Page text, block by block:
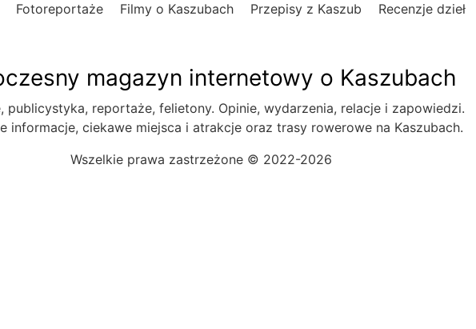
Fotoreportaże Filmy o Kaszubach Przepisy z Kaszub Recenzje dzieł
magazyn internetowy o Kaszubach
publicystyka, reportaże, felietony. Opinie, wydarzenia, relacje i zapowiedzi.
informacje, ciekawe miejsca i atrakcje oraz trasy rowerowe na Kaszubach.
Wszelkie prawa zastrzeżone © 2022-2026